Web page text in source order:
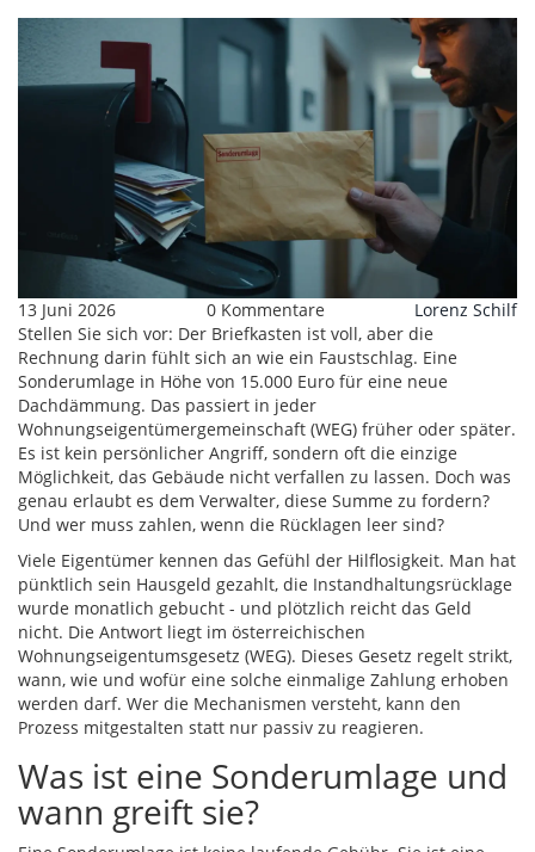
13 Juni 2026 0 Kommentare
Lorenz Schilf
Stellen Sie sich vor: Der Briefkasten ist voll, aber die
Rechnung darin fühlt sich an wie ein Faustschlag. Eine
Sonderumlage in Höhe von 15.000 Euro für eine neue
Dachdämmung. Das passiert in jeder
Wohnungseigentümergemeinschaft (WEG) früher oder später.
Es ist kein persönlicher Angriff, sondern oft die einzige
Möglichkeit, das Gebäude nicht verfallen zu lassen. Doch was
genau erlaubt es dem Verwalter, diese Summe zu fordern?
Und wer muss zahlen, wenn die Rücklagen leer sind?
Viele Eigentümer kennen das Gefühl der Hilflosigkeit. Man hat
pünktlich sein Hausgeld gezahlt, die Instandhaltungsrücklage
wurde monatlich gebucht - und plötzlich reicht das Geld
nicht. Die Antwort liegt im österreichischen
Wohnungseigentumsgesetz (WEG). Dieses Gesetz regelt strikt,
wann, wie und wofür eine solche einmalige Zahlung erhoben
werden darf. Wer die Mechanismen versteht, kann den
Prozess mitgestalten statt nur passiv zu reagieren.
Was ist eine Sonderumlage und
wann greift sie?